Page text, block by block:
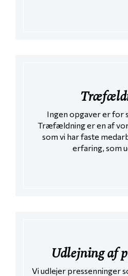
Ingen opgaver er for
Træfældning er en af
som vi har faste
erfaring, som
Udlejning af
Vi udlejer pressenninger